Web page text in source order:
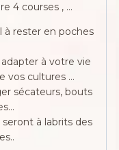
4 courses , …
à rester en poches
adapter à votre vie
vos cultures …
sécateurs, bouts
seront à labrits des